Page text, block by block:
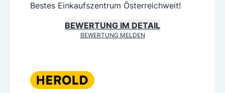
Bestes Einkaufszentrum Österreichweit!
BEWERTUNG IM DETAIL
BEWERTUNG MELDEN